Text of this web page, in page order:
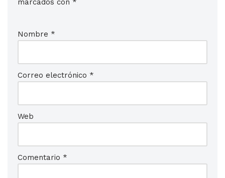
marcados con *
Nombre *
Correo electrónico *
Web
Comentario *